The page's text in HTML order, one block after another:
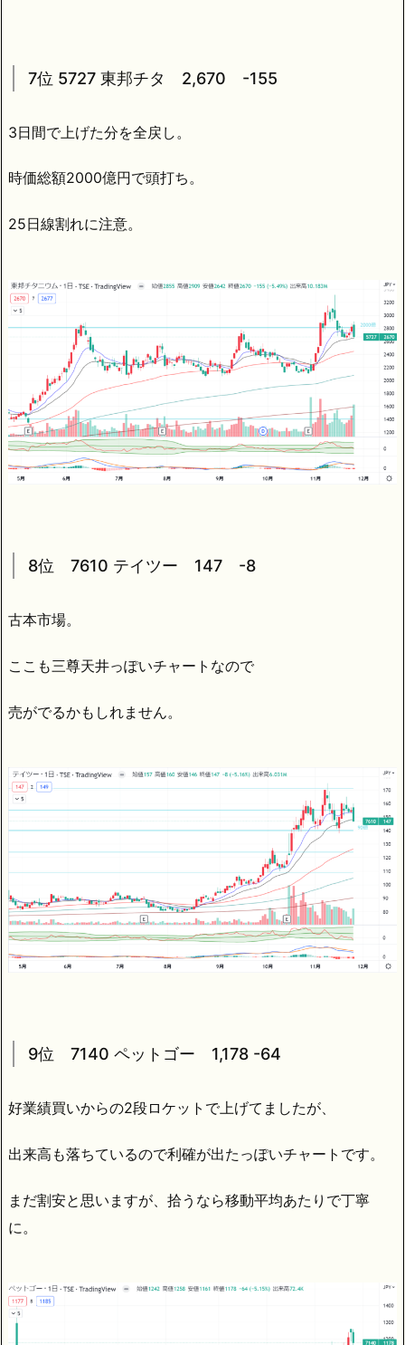
7位 5727 東邦チタ 2,670 -155
3日間で上げた分を全戻し。
時価総額2000億円で頭打ち。
25日線割れに注意。
8位 7610 テイツー 147 -8
古本市場。
ここも三尊天井っぽいチャートなので
売がでるかもしれません。
9位 7140 ペットゴー 1,178 -64
好業績買いからの2段ロケットで上げてましたが、
出来高も落ちているので利確が出たっぽいチャートです。
まだ割安と思いますが、拾うなら移動平均あたりで丁寧
に。